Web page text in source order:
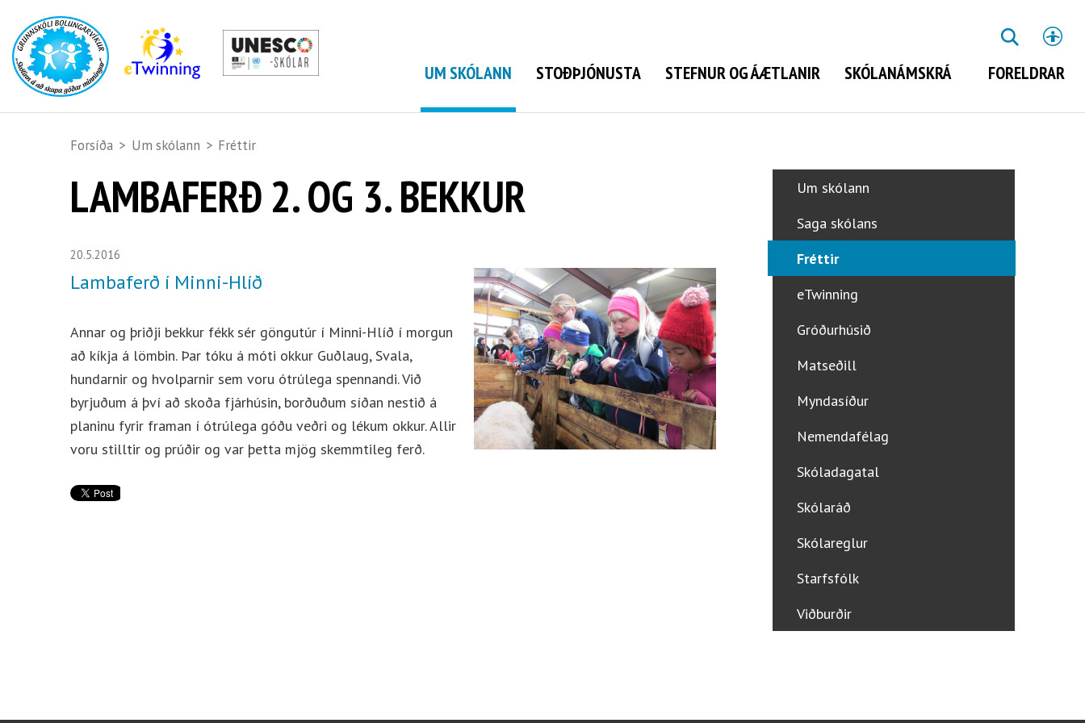
LAMBAFERÐ 2. OG 3. BEKKUR
20.5.2016
Lambaferð í Minni-Hlíð
Annar og þriðji bekkur fékk sér göngutúr í Minni-Hlíð í morgun
að kíkja á lömbin. Þar tóku á móti okkur Guðlaug, Svala,
hundarnir og hvolparnir sem voru ótrúlega spennandi. Við
byrjuðum á því að skoða fjárhúsin, borðuðum síðan nestið á
planinu fyrir framan í ótrúlega góðu veðri og lékum okkur. Allir
voru stilltir og prúðir og var þetta mjög skemmtileg ferð.
Forsíða > Um skólann > Fréttir
UM SKÓLANN STOÐÞJÓNUSTA STEFNUR OG ÁÆTLANIR SKÓLANÁMSKRÁ FORELDRAR
LEITA
Um skólann
Saga skólans
Fréttir
eTwinning
Gróðurhúsið
Matseðill
Myndasíður
Nemendafélag
Skóladagatal
Skólaráð
Skólareglur
Starfsfólk
Viðburðir